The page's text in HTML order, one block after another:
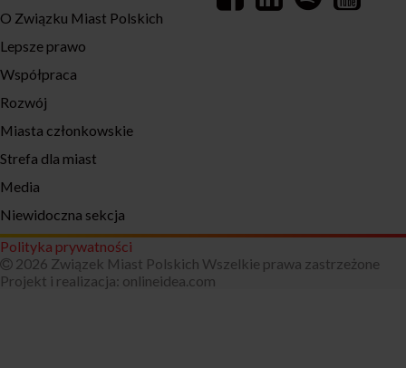
O Związku Miast Polskich
Lepsze prawo
Współpraca
Rozwój
Miasta członkowskie
Strefa dla miast
Media
Niewidoczna sekcja
Polityka prywatności
2026 Związek Miast Polskich Wszelkie prawa zastrzeżone
Projekt i realizacja: onlineidea.com